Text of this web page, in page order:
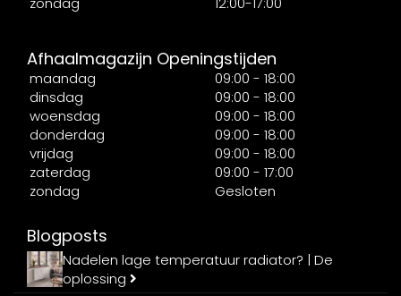
Afhaalmagazijn Openingstijden
maandag
09:00 - 18:00
dinsdag
09:00 - 18:00
woensdag
09:00 - 18:00
donderdag
09:00 - 18:00
vrijdag
09:00 - 18:00
zaterdag
09:00 - 17:00
zondag
Gesloten
Blogposts
Nadelen lage temperatuur radiator? | De
oplossing